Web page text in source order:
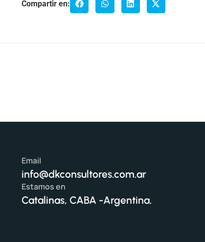
Compartir en:
Email
info@dkconsultores.com.ar
Estamos en
Catalinas, CABA -Argentina.